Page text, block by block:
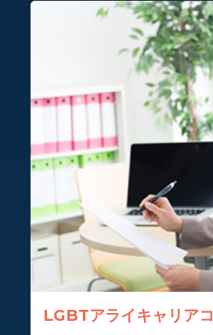
LGBTアライキャリア